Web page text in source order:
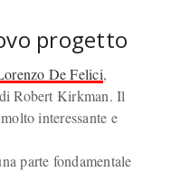
progetto
De Felici,
Robert Kirkman. Il
interessante e
parte fondamentale